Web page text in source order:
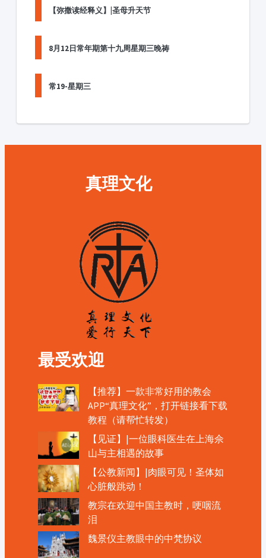
【弥撒读经释义】|圣母升天节
8月12日常年期第十九周星期三晚祷
常19-星期三
真理文化
最受欢迎
【推荐】一款非常好用的教会
APP“真理文化”，打开链接看下载
教程（请帮忙转发）
【见证】|一位眼科医生在上海佘
山与主相遇的故事
【公教新闻】|肉眼可见！圣体如
心脏般跳动！
教宗在欢迎中国主教时，哽咽流
泪
魏景仪主教眼中的中梵协议